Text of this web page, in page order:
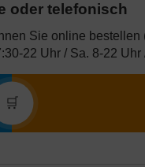
oder telefonisch
Sie online
22 Uhr / Sa. 8-22
🛒